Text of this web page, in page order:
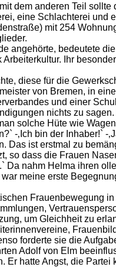
dem anderen Teil
eine Schlachterei und
mit 254
angehörte, bedeutete die
Ihr
diese für die
von Bremen, in
und einer
nichts zu
solche Hüte wie
-‚Ich bin der Inhaber!` -
Das ist erstmal zu
so dass die Frauen
Da nahm Helma ihren
meine erste
Frauenbewegung
um Gleichheit zu
forderte sie die
Adolf von Elm
hatte Angst, die Partei